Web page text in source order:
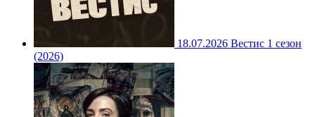
18.07.2026 Вестис 1 сезон
(2026)